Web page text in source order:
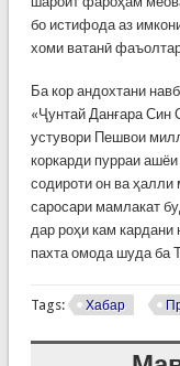
бо истифода аз
хоми ватанӣ
Ба кор андохтани
«Ҷунтай Данғара Син
устувори Пешвои
коркарди пурраи
содироти он ва
саросари мамлакат
дар роҳи кам
пахта омода шуда ба
Tags: Хабар